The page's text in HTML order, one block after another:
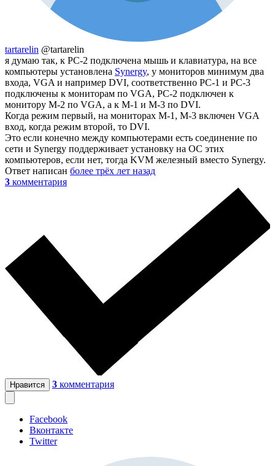
tartarelin @tartarelin
я думаю так, к PC-2 подключена мышь и клавиатура, на все
компьютеры установлена Synergy, у мониторов минимум два
входа, VGA и например DVI, соответственно PC-1 и PC-3
подключены к мониторам по VGA, PC-2 подключен к
монитору M-2 по VGA, а к M-1 и M-3 по DVI.
Когда режим первый, на мониторах M-1, M-3 включен VGA
вход, когда режим второй, то DVI.
Это если конечно между компьютерами есть соединение по
сети и Synergy поддерживает установку на ОС этих
компьютеров, если нет, тогда KVM железный вместо Synergy.
Ответ написан более трёх лет назад
3 комментария
Нравится 3 комментария
Facebook
Вконтакте
Twitter